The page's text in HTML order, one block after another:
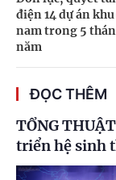
điện 14 dự án
nam trong 5
năm
ĐỌC THÊM
TỔNG
triển hệ sinh